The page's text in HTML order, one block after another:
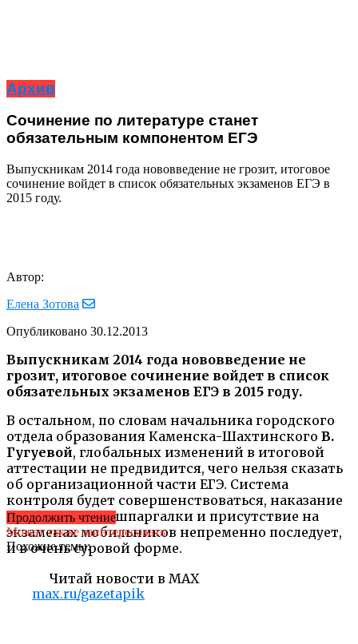
Архив
Сочинение по литературе станет
обязательным компонентом ЕГЭ
Выпускникам 2014 года нововведение не грозит, итоговое
сочинение войдет в список обязательных экзаменов ЕГЭ в
2015 году.
Автор:
Елена Зотова
Опубликовано 30.12.2013
Выпускникам 2014 года нововведение не
грозит, итоговое сочинение войдет в список
обязательных экзаменов ЕГЭ в 2015 году.
В остальном, по словам начальника городского
отдела образования Каменска-Шахтинского В.
Гугуевой, глобальных изменений в итоговой
аттестации не предвидится, чего нельзя сказать
об организационной части ЕГЭ. Система
контроля будет совершенствоваться, наказание
за списывание, шпаргалки и присутствие на
экзаменах мобильников непременно последует,
и в очень суровой форме.
Читай новости в MAX
max.ru/gazetapik
Продолжить чтение
Может также заинтересовать
Похожие темы: